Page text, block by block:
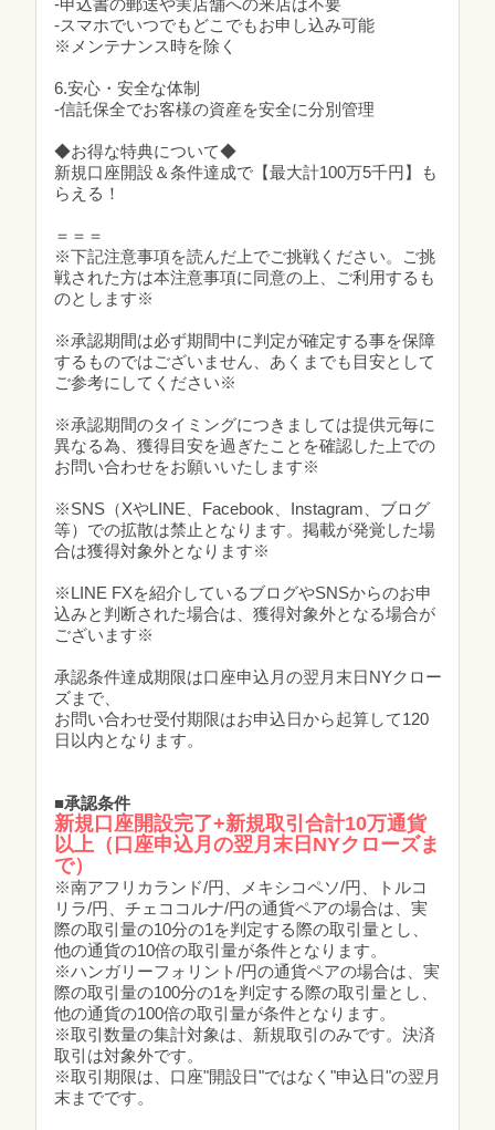
‐申込書の郵送や実店舗への来店は不要
‐スマホでいつでもどこでもお申し込み可能
※メンテナンス時を除く
6.安心・安全な体制
‐信託保全でお客様の資産を安全に分別管理
◆お得な特典について◆
新規口座開設＆条件達成で【最大計100万5千円】も
らえる！
＝＝＝
※下記注意事項を読んだ上でご挑戦ください。ご挑
戦された方は本注意事項に同意の上、ご利用するも
のとします※
※承認期間は必ず期間中に判定が確定する事を保障
するものではございません、あくまでも目安として
ご参考にしてください※
※承認期間のタイミングにつきましては提供元毎に
異なる為、獲得目安を過ぎたことを確認した上での
お問い合わせをお願いいたします※
※SNS（XやLINE、Facebook、Instagram、ブログ
等）での拡散は禁止となります。掲載が発覚した場
合は獲得対象外となります※
※LINE FXを紹介しているブログやSNSからのお申
込みと判断された場合は、獲得対象外となる場合が
ございます※
承認条件達成期限は口座申込月の翌月末日NYクロー
ズまで、
お問い合わせ受付期限はお申込日から起算して120
日以内となります。
■承認条件
新規口座開設完了+新規取引合計10万通貨
以上（口座申込月の翌月末日NYクローズま
で）
※南アフリカランド/円、メキシコペソ/円、トルコ
リラ/円、チェココルナ/円の通貨ペアの場合は、実
際の取引量の10分の1を判定する際の取引量とし、
他の通貨の10倍の取引量が条件となります。
※ハンガリーフォリント/円の通貨ペアの場合は、実
際の取引量の100分の1を判定する際の取引量とし、
他の通貨の100倍の取引量が条件となります。
※取引数量の集計対象は、新規取引のみです。決済
取引は対象外です。
※取引期限は、口座"開設日"ではなく"申込日"の翌月
末までです。